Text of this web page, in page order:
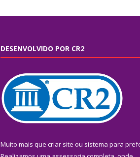
DESENVOLVIDO POR CR2
Muito mais que criar site ou sistema para